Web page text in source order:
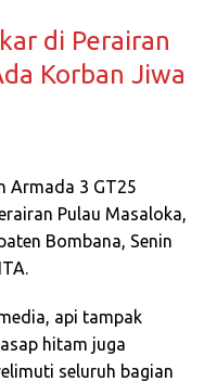
di Perairan
Korban Jiwa
Armada 3 GT25
Pulau Masaloka,
Bombana, Senin
api tampak
hitam juga
seluruh bagian